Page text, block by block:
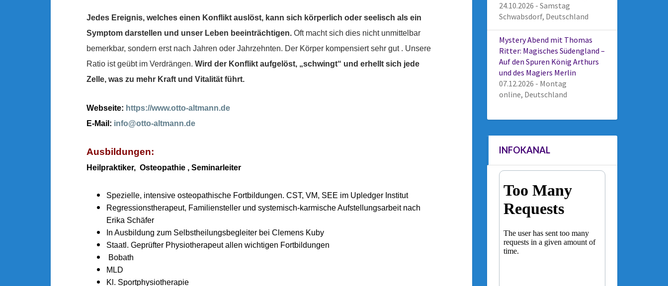
Jedes Ereignis, welches einen Konflikt auslöst, kann sich körperlich oder seelisch als ein
Symptom darstellen und unser Leben beeinträchtigen. Oft macht sich dies nicht unmittelbar
bemerkbar, sondern erst nach Jahren oder Jahrzehnten. Der Körper kompensiert sehr gut . Unsere
Ratio ist geübt im Verdrängen. Wird der Konflikt aufgelöst, „schwingt“ und erhellt sich jede
Zelle, was zu mehr Kraft und Vitalität führt.
Webseite: https://www.otto-al tmann.de
E-Mail: info@otto-altmann.de
Ausbildungen:
Heilpraktiker, Osteopathie , Seminarleiter
Spezielle, intensive osteopathische Fortbildungen. CST, VM, SEE im Upledger Institut
Regressionstherapeut, Familiensteller und systemisch-karmische Aufstellungsarbeit nach
Erika Schäfer
In Ausbildung zum Selbstheilungsbegleiter bei Clemens Kuby
Staatl. Geprüfter Physiotherapeut allen wichtigen Fortbildungen
Bobath
MLD
Kl. Sportphysiotherapie
24.10.2026 - Samstag
Schwabsdorf, Deutschland
Mystery Abend mit Thomas
Ritter: Magisches Südengland –
Auf den Spuren König Arthurs
und des Magiers Merlin
07.12.2026 - Montag
online, Deutschland
INFOKANAL